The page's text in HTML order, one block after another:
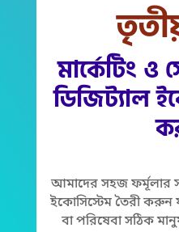
মার্কেটিং
ডিজিট্যাল
আমাদের সহজ ফর্মূলার
ইকোসিস্টেম তৈরী করুন
বা পরিষেবা সঠিক